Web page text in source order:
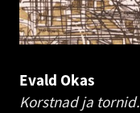
Evald Okas
Korstnad ja tornid.